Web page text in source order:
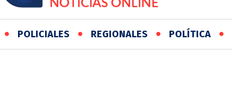
POLICIALES REGIONALES POLÍTICA